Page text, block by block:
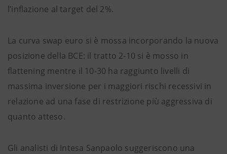
l’inflazione al target del 2%.
La curva swap euro si è mossa incorporando la nuova
posizione della BCE: il tratto 2-10 si è mosso in
flattening mentre il 10-30 ha raggiunto livelli di
massima inversione per i maggiori rischi recessivi in
relazione ad una fase di restrizione più aggressiva di
quanto atteso.
Gli analisti di Intesa Sanpaolo suggeriscono una